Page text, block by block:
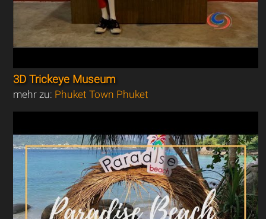
3D Trickeye Museum
mehr zu: Phuket Town Phuket